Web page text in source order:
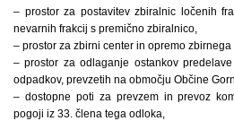
– prostor za postavitev zbiralnic ločenih
nevarnih frakcij s premično zbiralnico,
– prostor za zbirni center in opremo zbirnega
– prostor za odlaganje ostankov
odpadkov, prevzetih na območju Občine
– dostopne poti za prevzem in prevoz
pogoji iz 33. člena tega odloka,